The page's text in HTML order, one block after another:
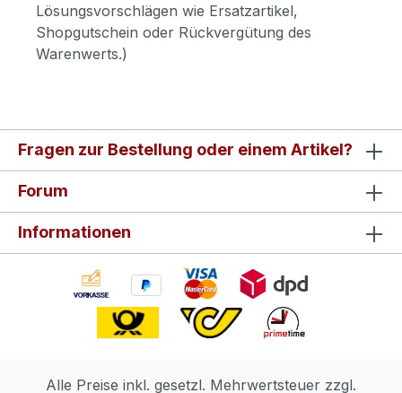
Lösungsvorschlägen wie Ersatzartikel,
Shopgutschein oder Rückvergütung des
Warenwerts.)
Fragen zur Bestellung oder einem Artikel?
Forum
Informationen
Alle Preise inkl. gesetzl. Mehrwertsteuer zzgl.